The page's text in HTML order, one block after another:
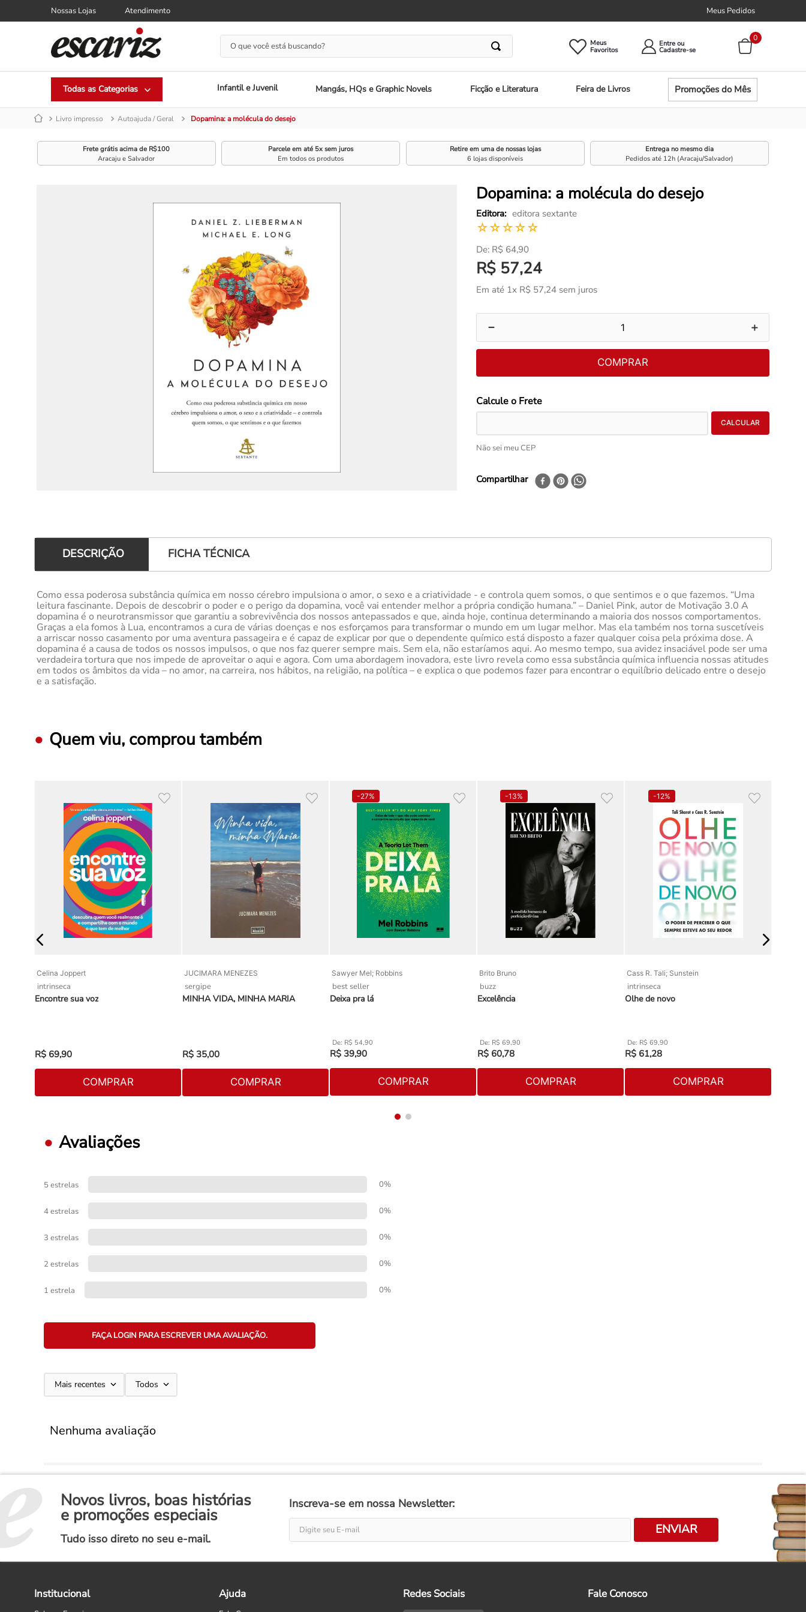
Nossas Lojas Atendimento Meus Pedidos
O que você está buscando? Meus Entre ou
0
Infantil e Juvenil Mangás, HQs e Graphic Novels Ficção e Literatura Feira de Livros Promoções do Mês
Livro impresso Autoajuda / Geral Dopamina: a molécula do desejo
Frete grátis acima de R$100
Aracaju e Salvador
Parcele em até 5x sem juros
Em todos os produtos
Retire em uma de nossas lojas
6 lojas disponíveis
Entrega no mesmo dia
Pedidos até 12h (Aracaju/Salvador)
Dopamina: a molécula do desejo
editora sextante
☆☆☆☆☆
R$ 64,90
R$ 57,24
Em até 1x R$ 57,24 sem juros
＋
－
COMPRAR
Não sei meu CEP
Compartilhar
DESCRIÇÃO FICHA TÉCNICA
Como essa poderosa substância química em nosso cérebro impulsiona o amor, o sexo e a criatividade - e controla quem somos, o que sentimos e o que fazemos. “Uma
leitura fascinante. Depois de descobrir o poder e o perigo da dopamina, você vai entender melhor a própria condição humana.” – Daniel Pink, autor de Motivação 3.0 A
dopamina é o neurotransmissor que garantiu a sobrevivência dos nossos antepassados e que, ainda hoje, continua determinando a maioria dos nossos comportamentos.
Graças a ela fomos à Lua, encontramos a cura de várias doenças e nos esforçamos para transformar o mundo em um lugar melhor. Mas ela também nos torna suscetíveis
a arriscar nosso casamento por uma aventura passageira e é capaz de explicar por que o dependente químico está disposto a fazer qualquer coisa pela próxima dose. A
dopamina é a causa de todos os nossos impulsos, o que nos faz querer sempre mais. Sem ela, não estaríamos aqui. Ao mesmo tempo, sua avidez insaciável pode ser uma
verdadeira tortura que nos impede de aproveitar o aqui e agora. Com uma abordagem inovadora, este livro revela como essa substância química influencia nossas atitudes
em todos os âmbitos da vida – no amor, na carreira, nos hábitos, na religião, na política – e explica o que podemos fazer para encontrar o equilíbrio delicado entre o desejo
e a satisfação.
Quem viu, comprou também
Celina Joppert
intrinseca
Encontre sua voz
R$ 69,90
COMPRAR
JUCIMARA MENEZES
sergipe
MINHA VIDA, MINHA MARIA
R$ 35,00
COMPRAR
-27%
Sawyer Mel; Robbins
best seller
Deixa pra lá
R$ 54,90
R$ 39,90
COMPRAR
-13%
Brito Bruno
buzz
Excelência
R$ 69,90
R$ 60,78
COMPRAR
-12%
Cass R. Tali; Sunstein
intrinseca
Olhe de novo
R$ 69,90
R$ 61,28
COMPRAR
Avaliações
5 estrelas 0%
4 estrelas 0%
3 estrelas 0%
2 estrelas 0%
1 estrela 0%
FAÇA LOGIN PARA ESCREVER UMA AVALIAÇÃO.
Mais recentes Todos
Nenhuma avaliação
Novos livros, boas histórias
e promoções especiais
Tudo isso direto no seu e-mail.
Inscreva-se em nossa Newsletter:
ENVIAR
Institucional Ajuda Redes Sociais Fale Conosco